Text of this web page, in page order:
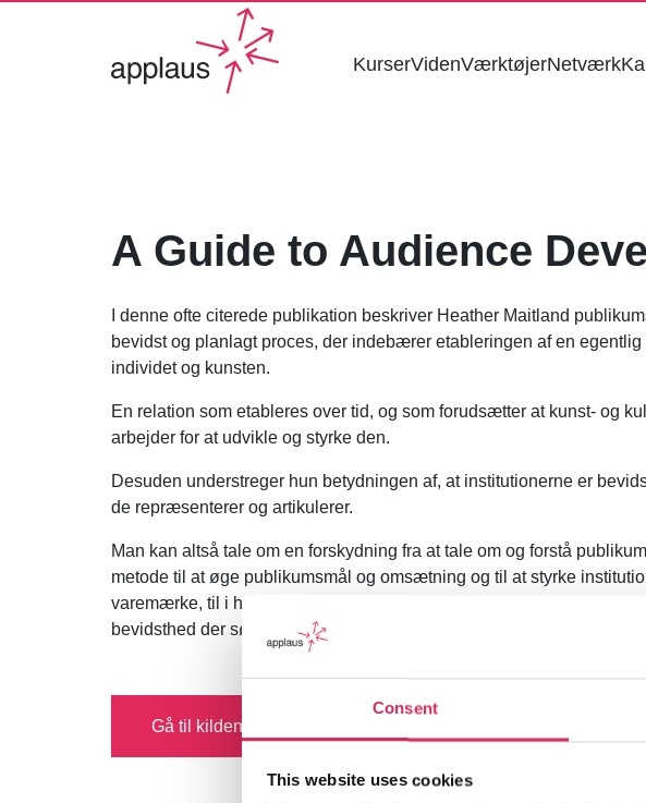
Consent
This website uses cookies
KurserVidenVærktøjerNetværk
A Guide to Audience
I denne ofte citerede publikation beskriver Heather Maitland
bevidst og planlagt proces, der indebærer etableringen af en
individet og kunsten.
En relation som etableres over tid, og som forudsætter at kunst- og
arbejder for at udvikle og styrke den.
Desuden understreger hun betydningen af, at institutionerne er
de repræsenterer og artikulerer.
Man kan altså tale om en forskydning fra at tale om og forstå
metode til at øge publikumsmål og omsætning og til at styrke
varemærke, til i højere grad at tale om publikumsudvikling som en
bevidsthed der søger at spejle publikum.
Gå til kilden